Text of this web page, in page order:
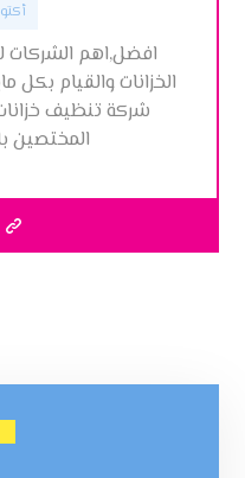
أكتوبر
افضل,اهم الشركات
الخزانات والقيام
شركة تنظيف
المختصين